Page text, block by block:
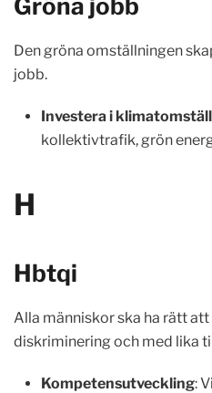
Gröna jobb
Den gröna omställningen
jobb.
Investera i
kollektivtrafik, grön
H
Hbtqi
Alla människor ska ha rätt
diskriminering och med lika
Kompetensutveckling: